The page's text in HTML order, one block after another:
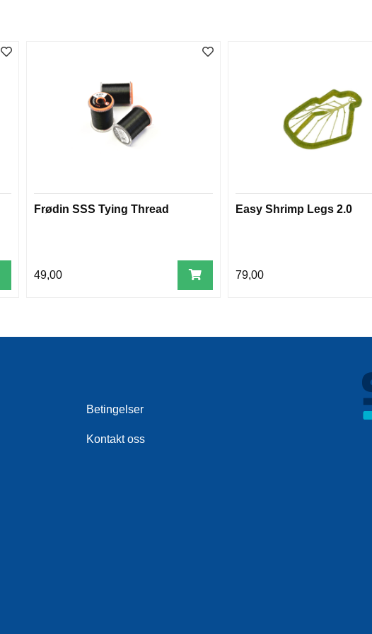
Frødin SSS Tying Thread
49,00
Easy Shrimp Legs 2.0
79,00
Betingelser
Kontakt oss